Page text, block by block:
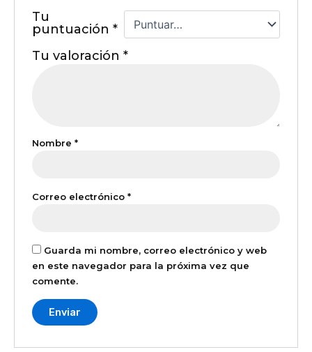
Tu
puntuación*
Tu valoración*
Nombre*
Correo electrónico*
Guarda mi nombre, correo electrónico y web
en este navegador para la próxima vez que
comente.